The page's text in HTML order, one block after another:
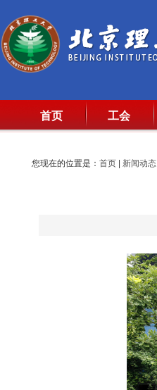
首页 工会
您现在的位置是： 首页 新闻动态